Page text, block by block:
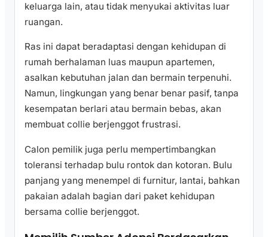
keluarga lain, atau tidak menyukai aktivitas luar
ruangan.
Ras ini dapat beradaptasi dengan kehidupan di
rumah berhalaman luas maupun apartemen,
asalkan kebutuhan jalan dan bermain terpenuhi.
Namun, lingkungan yang benar benar pasif, tanpa
kesempatan berlari atau bermain bebas, akan
membuat collie berjenggot frustrasi.
Calon pemilik juga perlu mempertimbangkan
toleransi terhadap bulu rontok dan kotoran. Bulu
panjang yang menempel di furnitur, lantai, bahkan
pakaian adalah bagian dari paket kehidupan
bersama collie berjenggot.